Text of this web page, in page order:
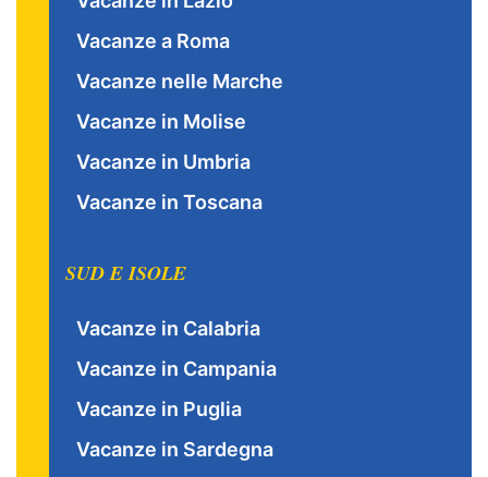
Vacanze a Roma
Vacanze nelle Marche
Vacanze in Molise
Vacanze in Umbria
Vacanze in Toscana
SUD E ISOLE
Vacanze in Calabria
Vacanze in Campania
Vacanze in Puglia
Vacanze in Sardegna